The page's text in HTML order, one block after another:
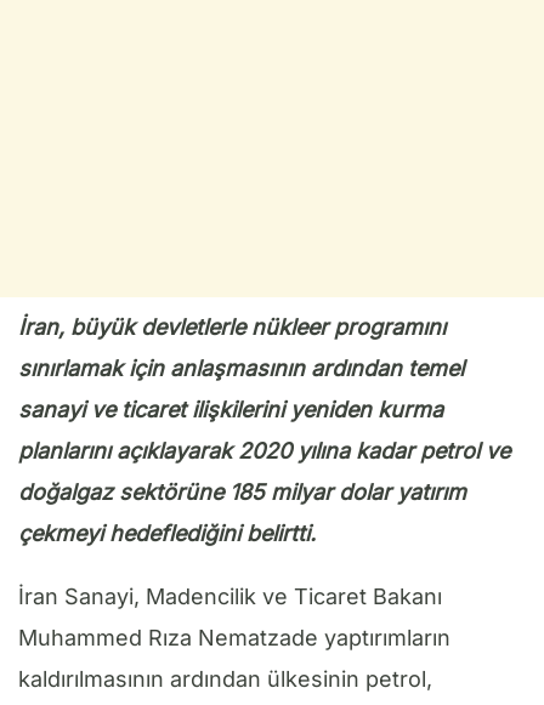
İran, büyük devletlerle nükleer programını
sınırlamak için anlaşmasının ardından temel
sanayi ve ticaret ilişkilerini yeniden kurma
planlarını açıklayarak 2020 yılına kadar petrol ve
doğalgaz sektörüne 185 milyar dolar yatırım
çekmeyi hedeflediğini belirtti.
İran Sanayi, Madencilik ve Ticaret Bakanı
Muhammed Rıza Nematzade yaptırımların
kaldırılmasının ardından ülkesinin petrol,